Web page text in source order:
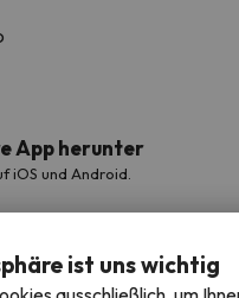
App herunter
iOS und Android.
ist uns wichtig